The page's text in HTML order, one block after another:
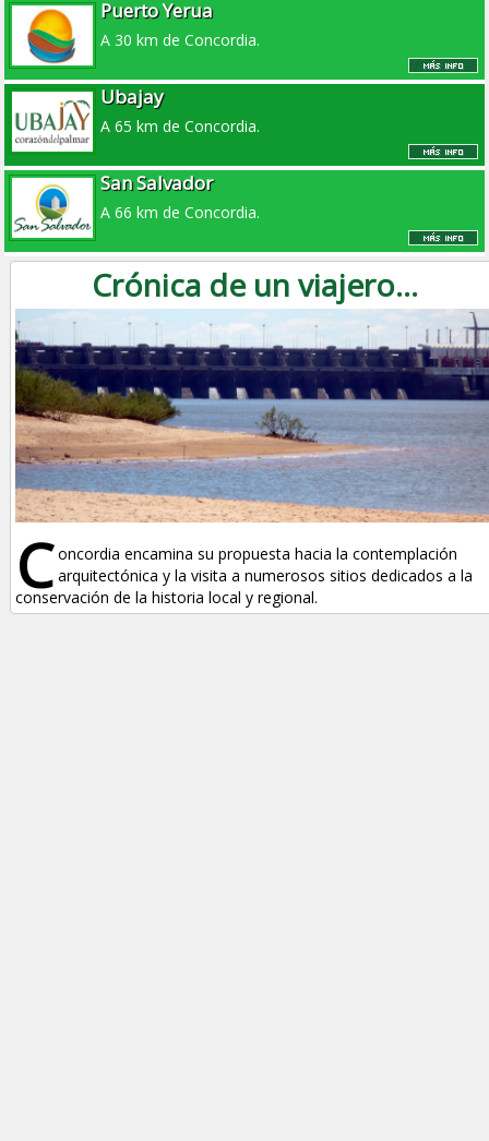
Puerto Yerua
A 30 km de Concordia.
Ubajay
A 65 km de Concordia.
San Salvador
A 66 km de Concordia.
Crónica de un viajero...
C oncordia encamina su propuesta hacia la contemplación
arquitectónica y la visita a numerosos sitios dedicados a la
conservación de la historia local y regional.